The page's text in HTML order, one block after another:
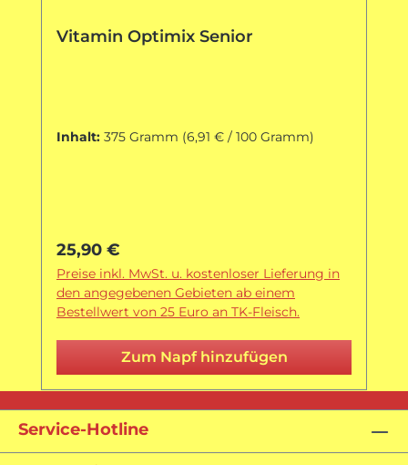
Vitamin Optimix Senior
Inhalt: 375 Gramm (6,91 € / 100 Gramm)
Regulärer Preis:
25,90 €
Preise inkl. MwSt. u. kostenloser Lieferung in
den angegebenen Gebieten ab einem
Bestellwert von 25 Euro an TK-Fleisch.
Zum Napf hinzufügen
Service-Hotline